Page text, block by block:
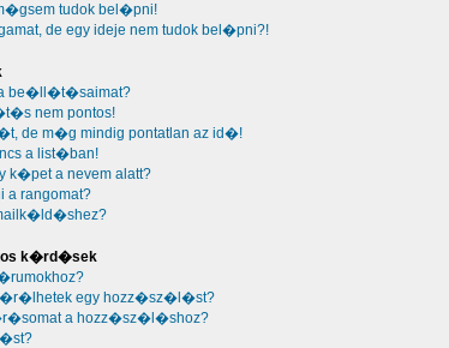
tudok bel�pni!
de egy ideje nem tudok bel�pni?!
a be�ll�t�saimat?
nem pontos!
de m�g mindig pontatlan az id�!
a list�ban!
k�pet a nevem alatt?
a rangomat?
k�rd�sek
t�r�lhetek egy hozz�sz�l�st?
a hozz�sz�l�shoz?